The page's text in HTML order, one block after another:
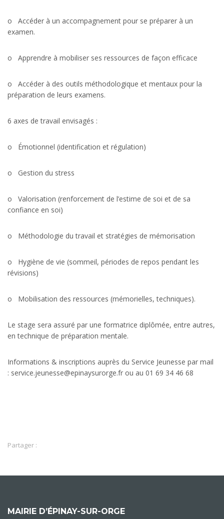
o Accéder à un accompagnement pour se préparer à un
examen.
o Apprendre à mobiliser ses ressources de façon efficace
o Accéder à des outils méthodologique et mentaux pour la
préparation de leurs examens.
6 axes de travail envisagés :
o Émotionnel (identification et régulation)
o Gestion du stress
o Valorisation (renforcement de l’estime de soi et de sa
confiance en soi)
o Méthodologie du travail et stratégies de mémorisation
o Hygiène de vie (sommeil, périodes de repos pendant les
révisions)
o Mobilisation des ressources (mémorielles, techniques).
Le stage sera assuré par une formatrice diplômée, entre autres,
en technique de préparation mentale.
Informations & inscriptions auprès du Service Jeunesse par mail
: service.jeunesse@epinaysurorge.fr ou au 01 69 34 46 68
Partager :
MAIRIE D’ÉPINAY-SUR-ORGE